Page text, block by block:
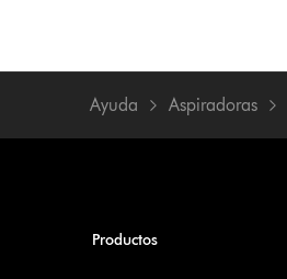
Ayuda Aspiradoras
Productos